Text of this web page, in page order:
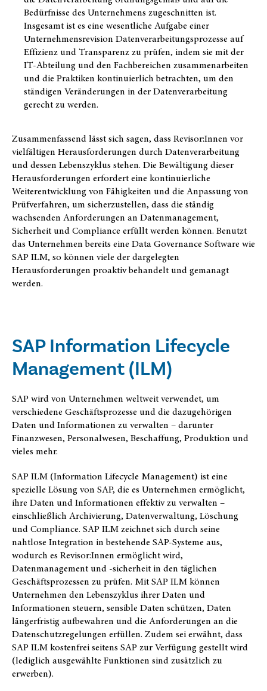
Bedürfnisse des Unternehmens zugeschnitten ist.
Insgesamt ist es eine wesentliche Aufgabe einer
Unternehmensrevision Datenverarbeitungsprozesse auf
Effizienz und Transparenz zu prüfen, indem sie mit der
IT-Abteilung und den Fachbereichen zusammenarbeiten
und die Praktiken kontinuierlich betrachten, um den
ständigen Veränderungen in der Datenverarbeitung
gerecht zu werden.
Zusammenfassend lässt sich sagen, dass Revisor:Innen vor
vielfältigen Herausforderungen durch Datenverarbeitung
und dessen Lebenszyklus stehen. Die Bewältigung dieser
Herausforderungen erfordert eine kontinuierliche
Weiterentwicklung von Fähigkeiten und die Anpassung von
Prüfverfahren, um sicherzustellen, dass die ständig
wachsenden Anforderungen an Datenmanagement,
Sicherheit und Compliance erfüllt werden können. Benutzt
das Unternehmen bereits eine Data Governance Software wie
SAP ILM, so können viele der dargelegten
Herausforderungen proaktiv behandelt und gemanagt
werden.
SAP Information Lifecycle
Management (ILM)
SAP wird von Unternehmen weltweit verwendet, um
verschiedene Geschäftsprozesse und die dazugehörigen
Daten und Informationen zu verwalten – darunter
Finanzwesen, Personalwesen, Beschaffung, Produktion und
vieles mehr.
SAP ILM (Information Lifecycle Management) ist eine
spezielle Lösung von SAP, die es Unternehmen ermöglicht,
ihre Daten und Informationen effektiv zu verwalten –
einschließlich Archivierung, Datenverwaltung, Löschung
und Compliance. SAP ILM zeichnet sich durch seine
nahtlose Integration in bestehende SAP-Systeme aus,
wodurch es Revisor:Innen ermöglicht wird,
Datenmanagement und -sicherheit in den täglichen
Geschäftsprozessen zu prüfen. Mit SAP ILM können
Unternehmen den Lebenszyklus ihrer Daten und
Informationen steuern, sensible Daten schützen, Daten
längerfristig aufbewahren und die Anforderungen an die
Datenschutzregelungen erfüllen. Zudem sei erwähnt, dass
SAP ILM kostenfrei seitens SAP zur Verfügung gestellt wird
(lediglich ausgewählte Funktionen sind zusätzlich zu
erwerben).